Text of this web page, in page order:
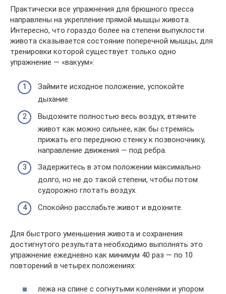
Практически все упражнения для брюшного пресса
направлены на укрепление прямой мышцы живота.
Интересно, что гораздо более на степени выпуклости
живота сказывается состояние поперечной мышцы, для
тренировки которой существует только одно
упражнение — «вакуум»:
Займите исходное положение, успокойте
дыхание.
Выдохните полностью весь воздух, втяните
живот как можно сильнее, как бы стремясь
прижать его переднюю стенку к позвоночнику,
направление движения — под ребра.
Задержитесь в этом положении максимально
долго, но не до такой степени, чтобы потом
судорожно глотать воздух.
Спокойно расслабьте живот и вдохните.
Для быстрого уменьшения живота и сохранения
достигнутого результата необходимо выполнять это
упражнение ежедневно как минимум 40 раз — по 10
повторений в четырех положениях:
лежа на спине с согнутыми коленями и упором